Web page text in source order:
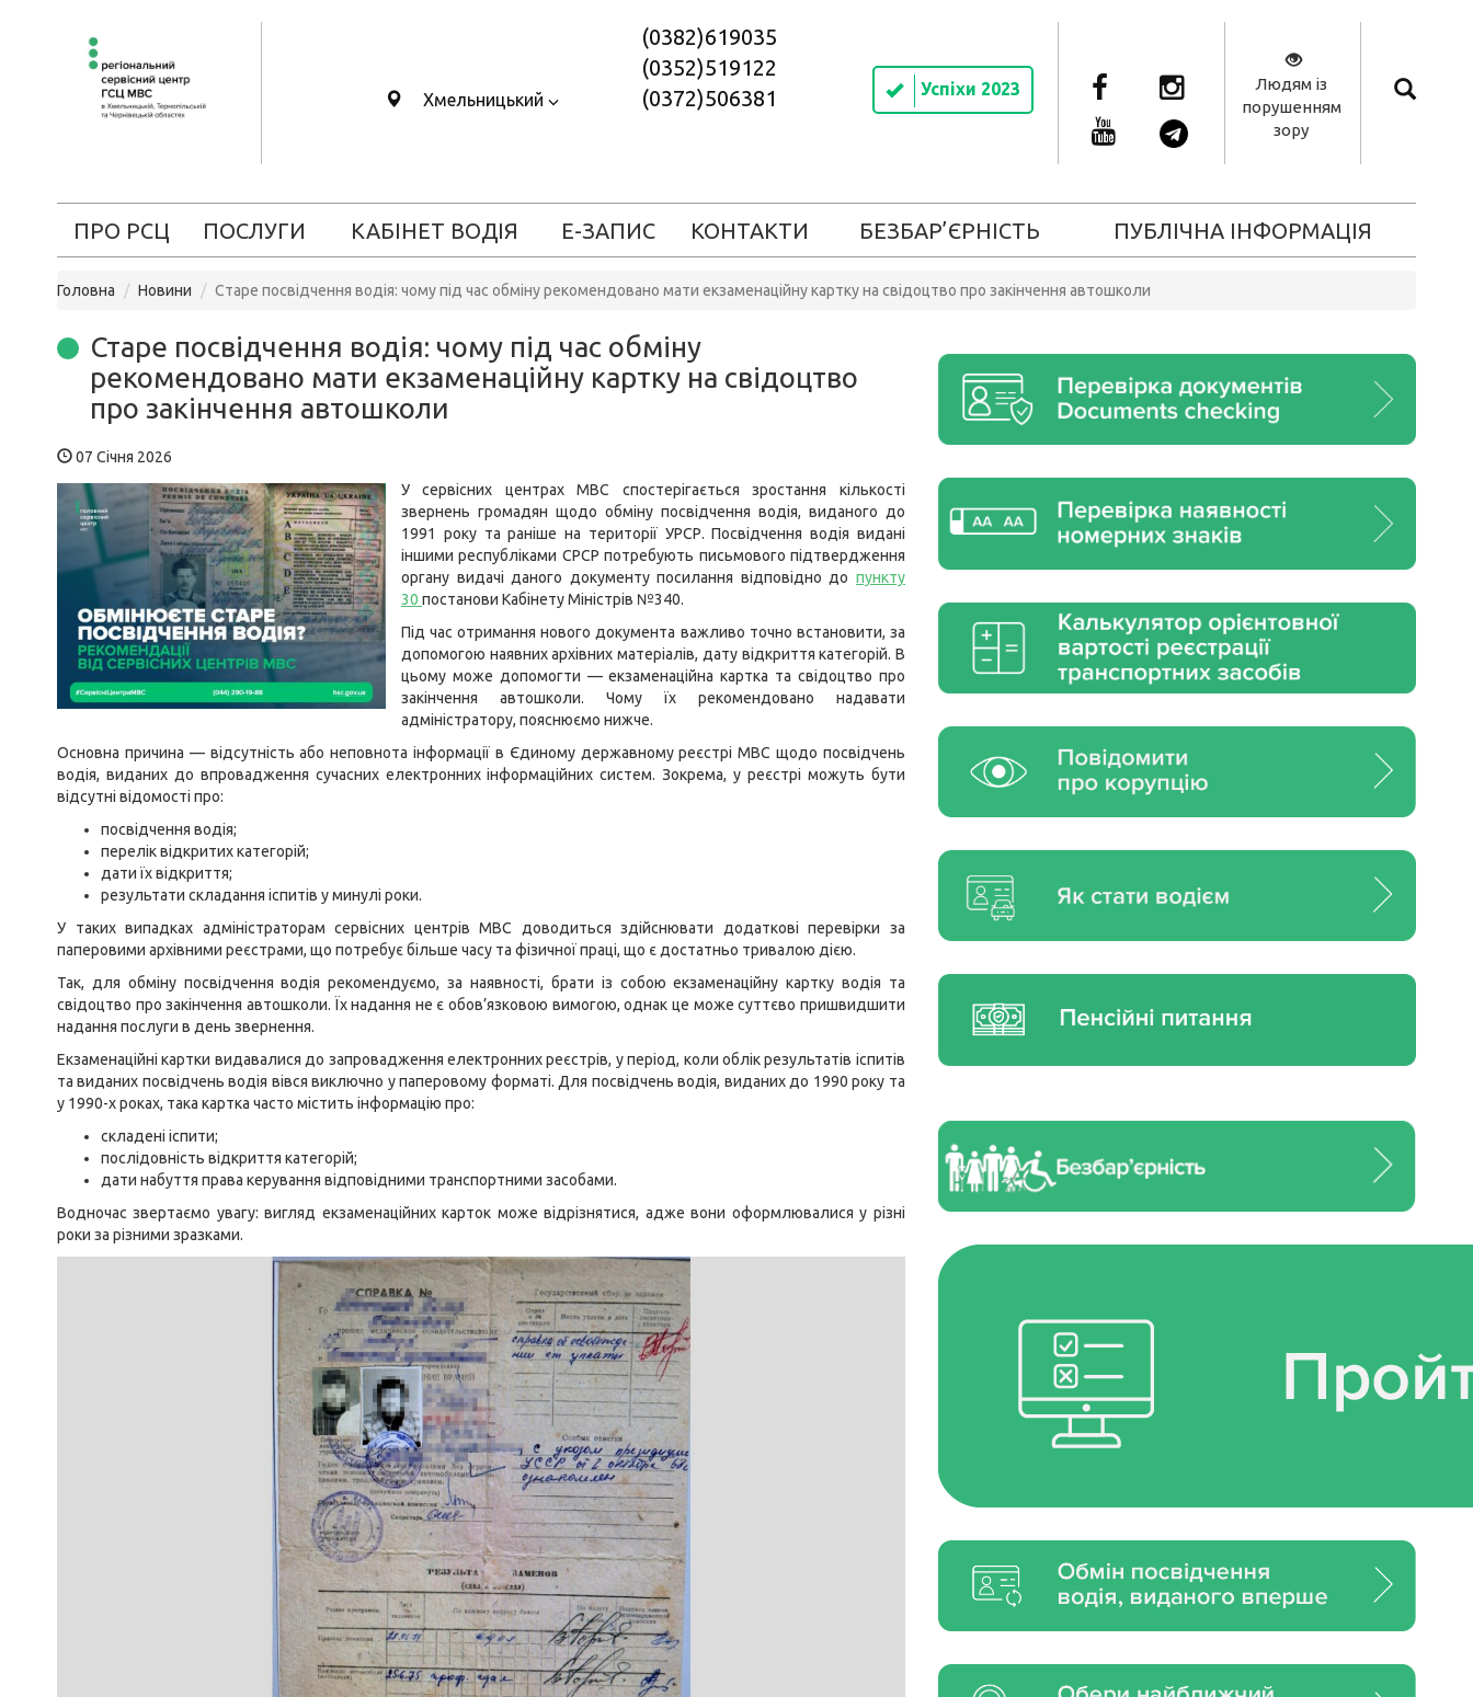
Хмельницький
(0382)619035
(0352)519122
(0372)506381
Успіхи 2023
Людям із
порушенням
зору
ПРО РСЦ ПОСЛУГИ КАБІНЕТ ВОДІЯ Е-ЗАПИС КОНТАКТИ БЕЗБАР’ЄРНІСТЬ ПУБЛІЧНА ІНФОРМАЦІЯ
Головна Новини Старе посвідчення водія: чому під час обміну рекомендовано мати екзаменаційну картку на свідоцтво про закінчення автошколи
Старе посвідчення водія: чому під час обміну
рекомендовано мати екзаменаційну картку на свідоцтво
про закінчення автошколи
07 Січня 2026
У сервісних центрах МВС спостерігається зростання кількості
звернень громадян щодо обміну посвідчення водія, виданого до
1991 року та раніше на території УРСР. Посвідчення водія видані
іншими республіками СРСР потребують письмового підтвердження
органу видачі даного документу посилання відповідно до пункту
30 постанови Кабінету Міністрів №340.
Під час отримання нового документа важливо точно встановити, за
допомогою наявних архівних матеріалів, дату відкриття категорій. В
цьому може допомогти — екзаменаційна картка та свідоцтво про
закінчення автошколи. Чому їх рекомендовано надавати
адміністратору, пояснюємо нижче.
Основна причина — відсутність або неповнота інформації в Єдиному державному реєстрі МВС щодо посвідчень
водія, виданих до впровадження сучасних електронних інформаційних систем. Зокрема, у реєстрі можуть бути
відсутні відомості про:
посвідчення водія;
перелік відкритих категорій;
дати їх відкриття;
результати складання іспитів у минулі роки.
У таких випадках адміністраторам сервісних центрів МВС доводиться здійснювати додаткові перевірки за
паперовими архівними реєстрами, що потребує більше часу та фізичної праці, що є достатньо тривалою дією.
Так, для обміну посвідчення водія рекомендуємо, за наявності, брати із собою екзаменаційну картку водія та
свідоцтво про закінчення автошколи. Їх надання не є обов’язковою вимогою, однак це може суттєво пришвидшити
надання послуги в день звернення.
Екзаменаційні картки видавалися до запровадження електронних реєстрів, у період, коли облік результатів іспитів
та виданих посвідчень водія вівся виключно у паперовому форматі. Для посвідчень водія, виданих до 1990 року та
у 1990-х роках, така картка часто містить інформацію про:
складені іспити;
послідовність відкриття категорій;
дати набуття права керування відповідними транспортними засобами.
Водночас звертаємо увагу: вигляд екзаменаційних карток може відрізнятися, адже вони оформлювалися у різні
роки за різними зразками.